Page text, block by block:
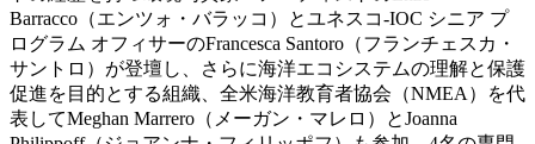
Barracco（エンツォ・バラッコ）とユネスコ-IOC シニア プ
ログラム オフィサーのFrancesca Santoro（フランチェスカ・
サントロ）が登壇し、さらに海洋エコシステムの理解と保護
促進を目的とする組織、全米海洋教育者協会（NMEA）を代
表してMeghan Marrero（メーガン・マレロ）とJoanna